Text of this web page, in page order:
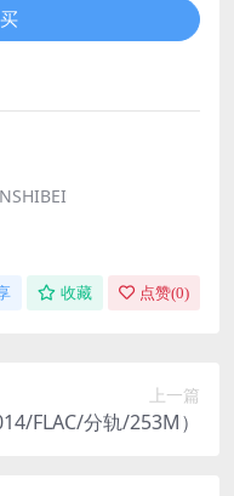
收藏 点赞(0)
上一篇
FLAC/分轨/253M）